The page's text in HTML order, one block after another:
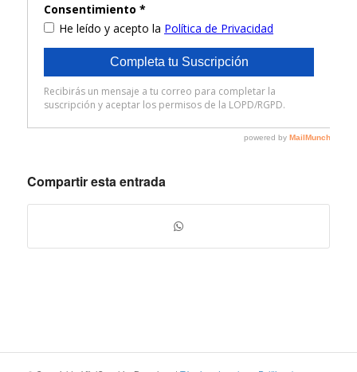
Compartir esta entrada